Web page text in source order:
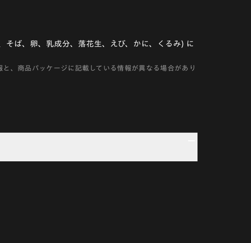
ば、卵、乳成分、落花生、えび、かに、くるみ) に
、商品パッケージに記載している情報が異なる場合があり